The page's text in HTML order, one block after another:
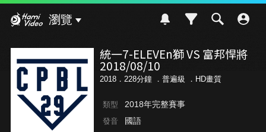
瀏覽
統一7-ELEVEn獅 VS 富邦悍將
2018/08/10
2018．228分鐘 ． 普遍級 ．HD畫質
類型 2018年完整賽事
發音 國語